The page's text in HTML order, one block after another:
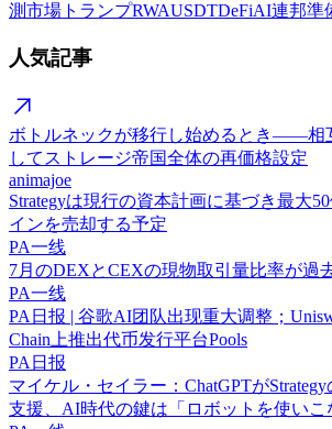
測市場 トランプRWAUSDTDeFiAI連邦準
人気記事
ボトルネックが移行し始めるとき——相
してストレージ帝国全体の再価格設定
animajoe
Strategyは現行の資本計画に基づき最大
インを売却する予定
PA一线
7月のDEXとCEXの現物取引量比率が過
PA一线
PA日报 | 谷歌AI团队出现重大调整；
Chain上推出代币发行平台Pools
PA日报
マイケル・セイラー：ChatGPTが
支援、AI時代の鍵は「ロボットを使いこ